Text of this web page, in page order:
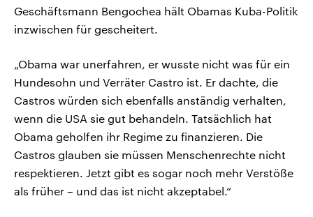
Geschäftsmann Bengochea hält Obamas Kuba-Politik
inzwischen für gescheitert.
„Obama war unerfahren, er wusste nicht was für ein
Hundesohn und Verräter Castro ist. Er dachte, die
Castros würden sich ebenfalls anständig verhalten,
wenn die USA sie gut behandeln. Tatsächlich hat
Obama geholfen ihr Regime zu finanzieren. Die
Castros glauben sie müssen Menschenrechte nicht
respektieren. Jetzt gibt es sogar noch mehr Verstöße
als früher – und das ist nicht akzeptabel.“